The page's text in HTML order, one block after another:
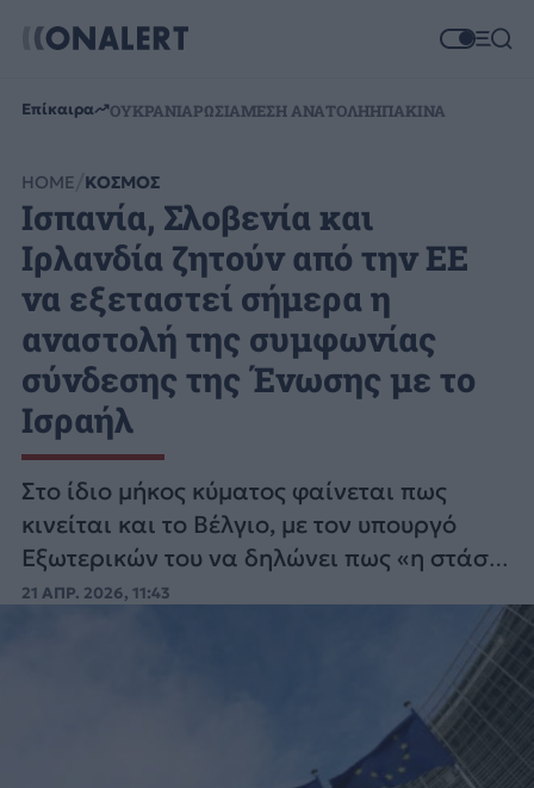
Επίκαιρα ΟΥΚΡΑΝΙΑΡΩΣΙΑΜΕΣΗ ΑΝΑΤΟΛΗΗΠΑΚΙΝΑ
HOME ΚΟΣΜΟΣ
Ισπανία, Σλοβενία και
Ιρλανδία ζητούν από την ΕΕ
να εξεταστεί σήμερα η
αναστολή της συμφωνίας
σύνδεσης της Ένωσης με το
Ισραήλ
Στο ίδιο μήκος κύματος φαίνεται πως
κινείται και το Βέλγιο, με τον υπουργό
Εξωτερικών του να δηλώνει πως «η στάση
του Ισραήλ είναι εντελώς απαράδεκτη».
21 ΑΠΡ. 2026, 11:43